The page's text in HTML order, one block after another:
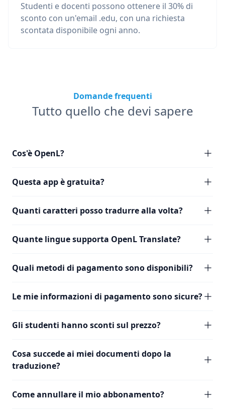
Studenti e docenti possono ottenere il 30% di
sconto con un'email .edu, con una richiesta
scontata disponibile ogni anno.
Domande frequenti
Tutto quello che devi sapere
Cos'è OpenL?
Questa app è gratuita?
Quanti caratteri posso tradurre alla volta?
Quante lingue supporta OpenL Translate?
Quali metodi di pagamento sono disponibili?
Le mie informazioni di pagamento sono sicure?
Gli studenti hanno sconti sul prezzo?
Cosa succede ai miei documenti dopo la
traduzione?
Come annullare il mio abbonamento?